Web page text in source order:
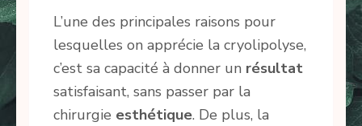
L’une des principales raisons pour
lesquelles on apprécie la cryolipolyse,
c’est sa capacité à donner un résultat
satisfaisant, sans passer par la
chirurgie esthétique. De plus, la